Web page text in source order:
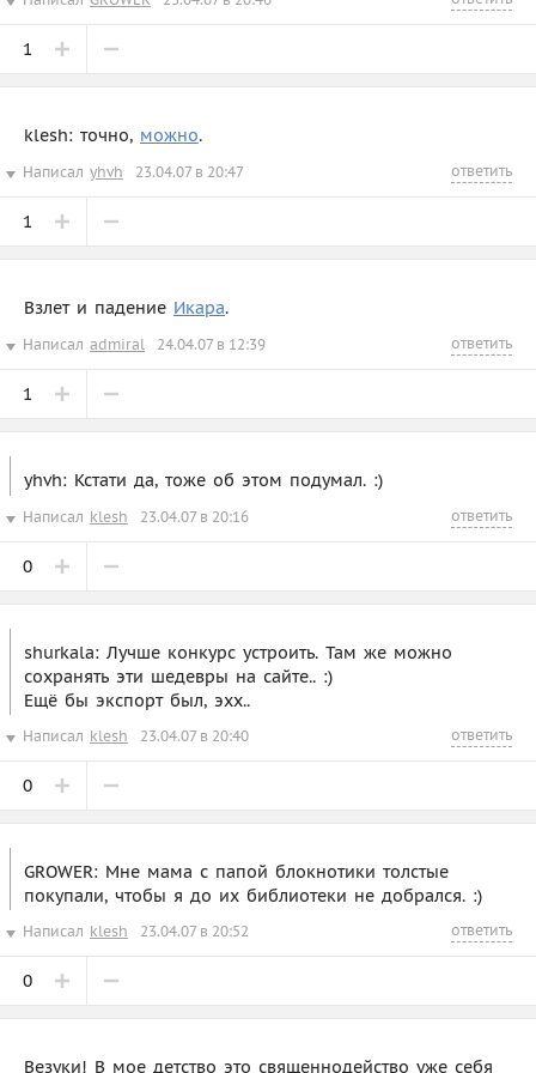
1
klesh: точно, можно.
Написал yhvh 23.04.07 в 20:47 ответить
1
Взлет и падение Икара.
Написал admiral 24.04.07 в 12:39 ответить
1
yhvh: Кстати да, тоже об этом подумал. :)
Написал klesh 23.04.07 в 20:16 ответить
0
shurkala: Лучше конкурс устроить. Там же можно
сохранять эти шедевры на сайте.. :)
Ещё бы экспорт был, эхх..
Написал klesh 23.04.07 в 20:40 ответить
0
GROWER: Мне мама с папой блокнотики толстые
покупали, чтобы я до их библиотеки не добрался. :)
Написал klesh 23.04.07 в 20:52 ответить
0
Везуки! В мое детство это священнодейство уже себя